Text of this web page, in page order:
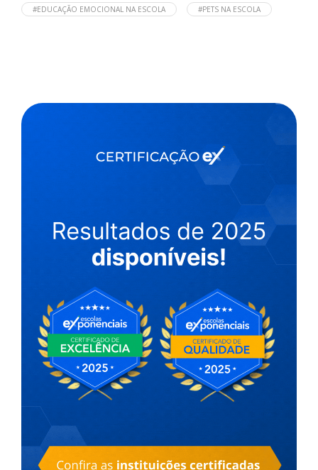
#EDUCAÇÃO EMOCIONAL NA ESCOLA
#PETS NA ESCOLA